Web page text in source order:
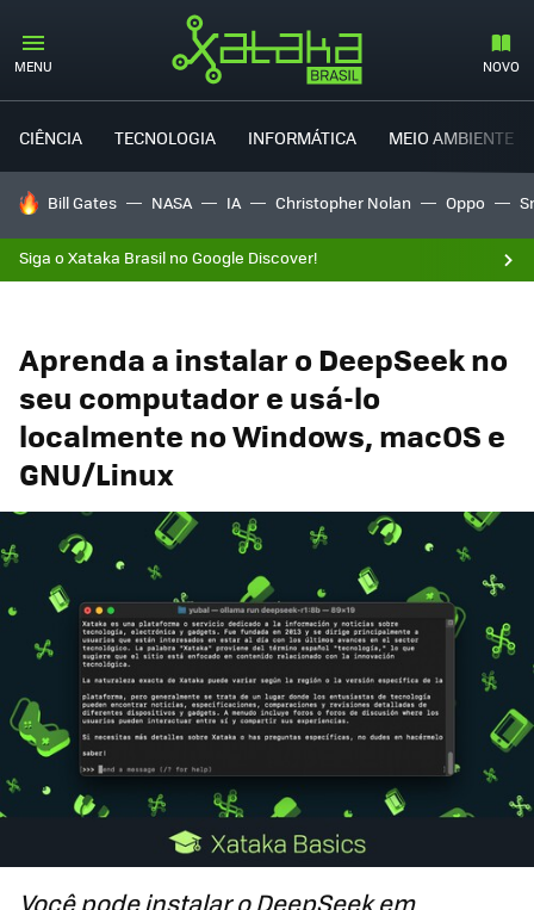
MENU NOVO
CIÊNCIA TECNOLOGIA INFORMÁTICA MEIO AMBIENTE
TENDÊNCIAS DO DIA
Bill Gates NASA IA Christopher Nolan Oppo
Siga o Xataka Brasil no Google Discover!
Aprenda a instalar o DeepSeek no
seu computador e usá-lo
localmente no Windows, macOS e
GNU/Linux
Você pode instalar o DeepSeek em